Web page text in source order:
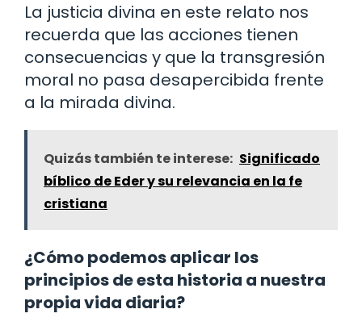
La justicia divina en este relato nos
recuerda que las acciones tienen
consecuencias y que la transgresión
moral no pasa desapercibida frente
a la mirada divina.
Quizás también te interese: Significado
bíblico de Eder y su relevancia en la fe
cristiana
¿Cómo podemos aplicar los
principios de esta historia a nuestra
propia vida diaria?